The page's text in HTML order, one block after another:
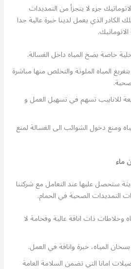
جزء لا يتجزأ من التمديدات
الكادر الذي يعمل لدينا خبرة عالية جدا
خاصة بضخ المياه داخل الغسالة.
المياه الملوثة والتخلص منها مباشرة
للانابيب تسهم في تسهيل العمل و
ومنع دخول الشوائب الى الغسالة لمنع
ماء
ستحصل عليها عند التعامل مع شركتنا
التمديدات الصحية في الحمام.
وخلاطات ذات اناقة عالية وفخامة لا
المياه، خبرة واناقة في العمل.
امانا التي تضمن السلامة العامة